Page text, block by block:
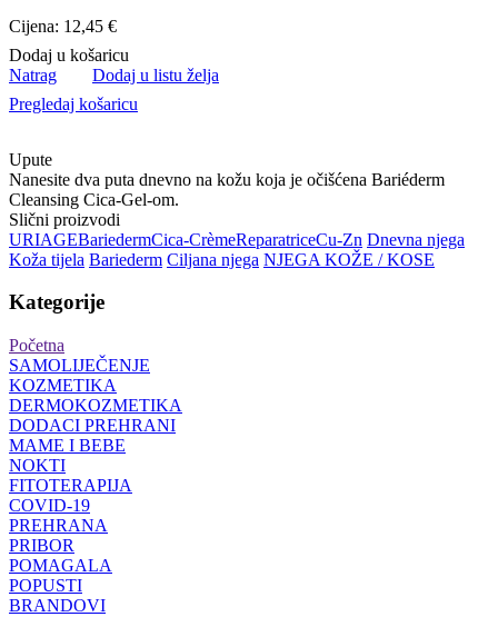
Cijena: 12,45 €
Dodaj u košaricu
Natrag
Dodaj u listu želja
Pregledaj košaricu
Upute
Nanesite dva puta dnevno na kožu koja je očišćena Bariéderm
Cleansing Cica-Gel-om.
Slični proizvodi
URIAGEBariedermCica-CrèmeReparatriceCu-Zn Dnevna njega
Koža tijela Bariederm Ciljana njega NJEGA KOŽE / KOSE
Kategorije
Početna
SAMOLIJEČENJE
KOZMETIKA
DERMOKOZMETIKA
DODACI PREHRANI
MAME I BEBE
NOKTI
FITOTERAPIJA
COVID-19
PREHRANA
PRIBOR
POMAGALA
POPUSTI
BRANDOVI